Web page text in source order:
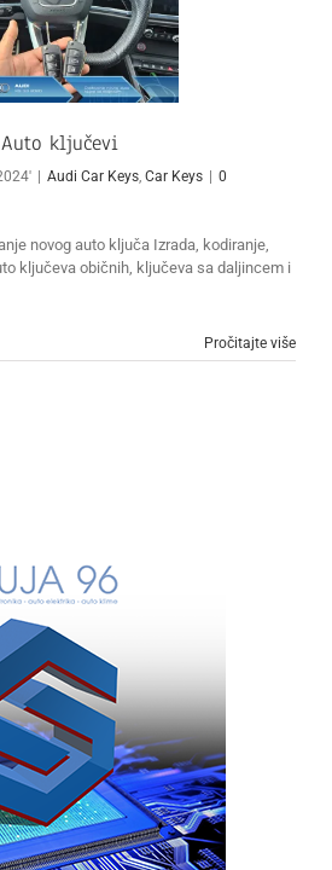
Audi RS Q3 2020 – Auto
ključevi
ključevi
| Audi Car Keys Car Keys | 0
novog auto ključa Izrada, kodiranje,
ključeva običnih, ključeva sa daljincem i
Pročitajte više